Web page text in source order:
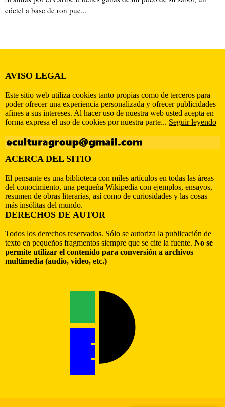
cóctel a base de ron pue...
AVISO LEGAL
Este sitio web utiliza cookies tanto propias como de terceros para
poder ofrecer una experiencia personalizada y ofrecer publicidades
afines a sus intereses. Al hacer uso de nuestra web usted acepta en
forma expresa el uso de cookies por nuestra parte... Seguir leyendo
ACERCA DEL SITIO
El pensante es una biblioteca con miles artículos en todas las áreas
del conocimiento, una pequeña Wikipedia con ejemplos, ensayos,
resumen de obras literarias, así como de curiosidades y las cosas
más insólitas del mundo.
DERECHOS DE AUTOR
Todos los derechos reservados. Sólo se autoriza la publicación de
texto en pequeños fragmentos siempre que se cite la fuente. No se
permite utilizar el contenido para conversión a archivos
multimedia (audio, video, etc.)